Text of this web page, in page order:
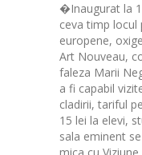
�Inaugurat la
ceva timp locul
europene,
Art Nouveau,
faleza Marii
a fi capabil
cladirii, tariful
15 lei la elevi,
sala eminent